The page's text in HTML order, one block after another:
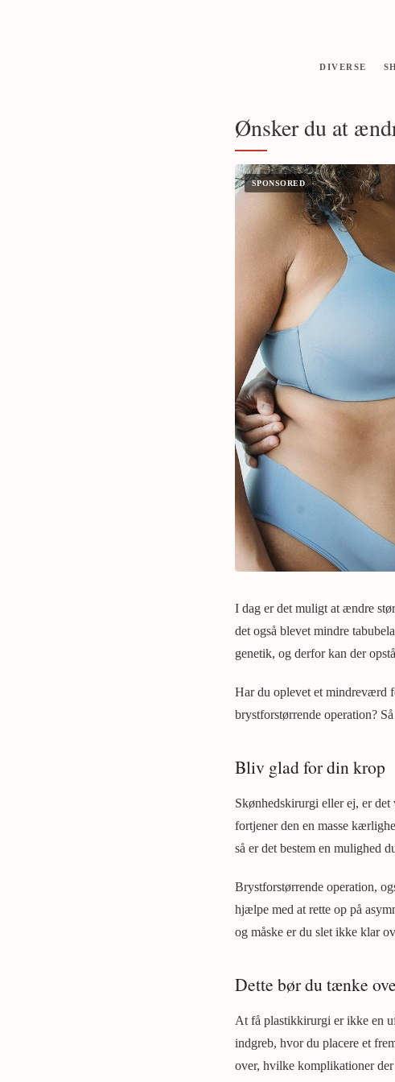
DIVERSE
Ønsker du at
I dag er det muligt at ændre
det også blevet mindre
genetik, og derfor kan der
Har du oplevet et mindreværd
brystforstørrende operation?
Bliv glad for din krop
Skønhedskirurgi eller ej, er
fortjener den en masse
så er det bestem en mulighed
Brystforstørrende operation,
hjælpe med at rette op på
og måske er du slet ikke klar
Dette bør du tænke
At få plastikkirurgi er ikke en
indgreb, hvor du placere et
over, hvilke komplikationer